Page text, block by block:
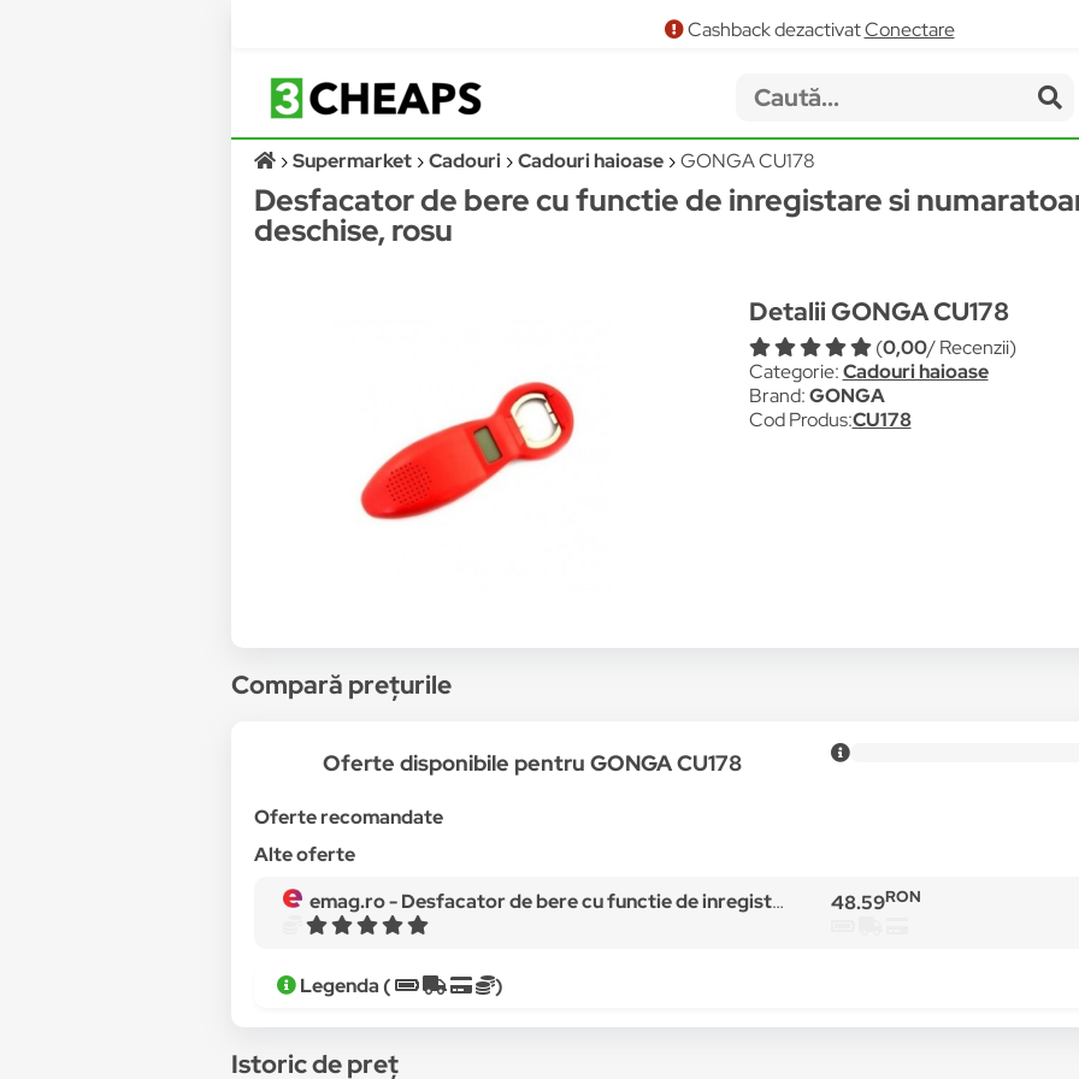
Cashback dezactivatConectare
Supermarket Cadouri Cadouri haioase GONGA CU178
Desfacator de bere cu functie de inregistare si
deschise, rosu
Detalii GONGA CU178
(0,00/ Recenzii)
Categorie:Cadouri haioase
Brand:GONGA
Cod Produs:CU178
Compară prețurile
Oferte disponibile pentru GONGA CU178
Oferte recomandate
Alte oferte
emag.ro -Desfacator de bere cu functie de inregistare si numaratoare de sticle deschise, rosu 48.59RON
Legenda ( )
Istoric de preț